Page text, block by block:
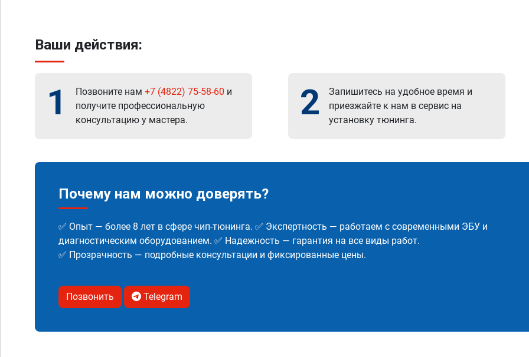
Ваши действия:
1 Позвоните нам +7 (4822) 75-58-60 и
получите профессиональную
консультацию у мастера.
2
Запишитесь на удобное время и
приезжайте к нам в сервис на
установку тюнинга.
Почему нам можно доверять?
✅ Опыт — более 8 лет в сфере чип-тюнинга. ✅ Экспертность — работаем с современными ЭБУ и
диагностическим оборудованием. ✅ Надежность — гарантия на все виды работ.
✅ Прозрачность — подробные консультации и фиксированные цены.
Позвонить Telegram